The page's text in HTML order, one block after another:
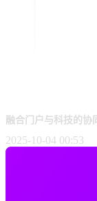
融合门户与科技的协
2025-10-04 00:53